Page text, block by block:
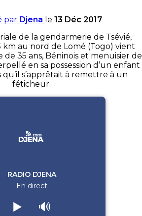
par Djena le 13 Déc 2017
de la gendarmerie de Tsévié,
km au nord de Lomé (Togo) vient
35 ans, Béninois et menuisier de
en sa possession d’un enfant
s’apprêtait à remettre à un
féticheur.
RADIO DJENA
En direct
▶️ 🔊